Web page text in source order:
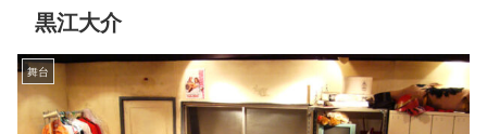
黒江大介
舞台